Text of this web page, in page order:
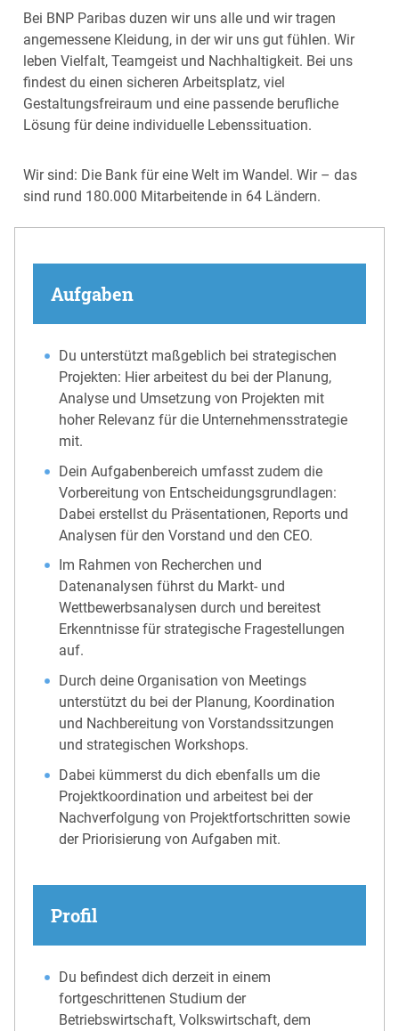
Bei BNP Paribas duzen wir uns alle und wir tragen
angemessene Kleidung, in der wir uns gut fühlen. Wir
leben Vielfalt, Teamgeist und Nachhaltigkeit. Bei uns
findest du einen sicheren Arbeitsplatz, viel
Gestaltungsfreiraum und eine passende berufliche
Lösung für deine individuelle Lebenssituation.
Wir sind: Die Bank für eine Welt im Wandel. Wir – das
sind rund 180.000 Mitarbeitende in 64 Ländern.
Aufgaben
Du unterstützt maßgeblich bei strategischen
Projekten: Hier arbeitest du bei der Planung,
Analyse und Umsetzung von Projekten mit
hoher Relevanz für die Unternehmensstrategie
mit.
Dein Aufgabenbereich umfasst zudem die
Vorbereitung von Entscheidungsgrundlagen:
Dabei erstellst du Präsentationen, Reports und
Analysen für den Vorstand und den CEO.
Im Rahmen von Recherchen und
Datenanalysen führst du Markt- und
Wettbewerbsanalysen durch und bereitest
Erkenntnisse für strategische Fragestellungen
auf.
Durch deine Organisation von Meetings
unterstützt du bei der Planung, Koordination
und Nachbereitung von Vorstandssitzungen
und strategischen Workshops.
Dabei kümmerst du dich ebenfalls um die
Projektkoordination und arbeitest bei der
Nachverfolgung von Projektfortschritten sowie
der Priorisierung von Aufgaben mit.
Profil
Du befindest dich derzeit in einem
fortgeschrittenen Studium der
Betriebswirtschaft, Volkswirtschaft, dem